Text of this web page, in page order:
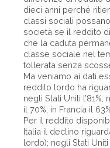
dieci anni perché
classi sociali
società se il reddito
che la caduta
classe sociale nel
tollerata senza
Ma veniamo ai dati
reddito lordo ha
negli Stati Uniti
il 70%; in Francia il
Per il reddito
Italia il declino
lordo); negli Stati